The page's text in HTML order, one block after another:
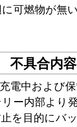
可燃物が無
不具合内容
電中および
ー内部より
を目的にバ